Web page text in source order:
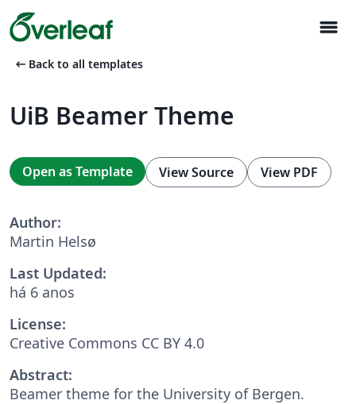
menu
arrow_left_alt Back to all templates
UiB Beamer Theme
Open as Template View Source View PDF
Author:
Martin Helsø
Last Updated:
há 6 anos
License:
Creative Commons CC BY 4.0
Abstract:
Beamer theme for the University of Bergen.